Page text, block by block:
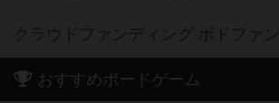
クラウドファンディング ボドファン
おすすめボードゲーム